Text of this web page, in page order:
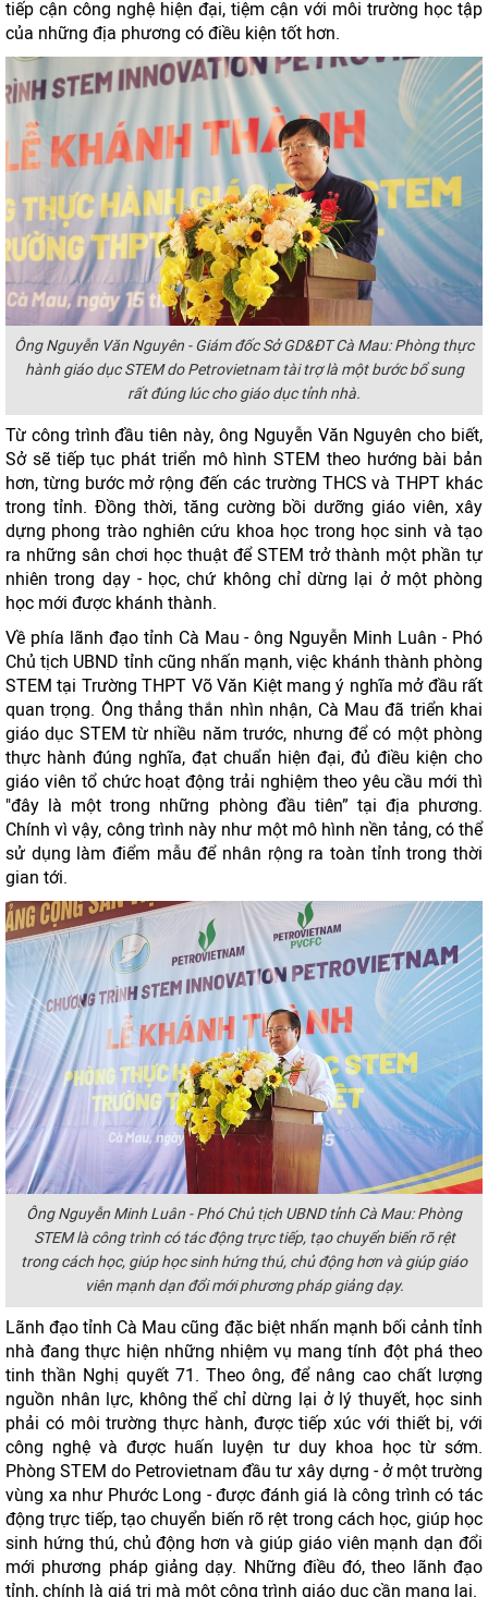
tiếp cận công nghệ hiện đại, tiệm cận với môi trường học tập
của những địa phương có điều kiện tốt hơn.
Ông Nguyễn Văn Nguyên - Giám đốc Sở GD&ĐT Cà Mau: Phòng thực
hành giáo dục STEM do Petrovietnam tài trợ là một bước bổ sung
rất đúng lúc cho giáo dục tỉnh nhà.
Từ công trình đầu tiên này, ông Nguyễn Văn Nguyên cho biết,
Sở sẽ tiếp tục phát triển mô hình STEM theo hướng bài bản
hơn, từng bước mở rộng đến các trường THCS và THPT khác
trong tỉnh. Đồng thời, tăng cường bồi dưỡng giáo viên, xây
dựng phong trào nghiên cứu khoa học trong học sinh và tạo
ra những sân chơi học thuật để STEM trở thành một phần tự
nhiên trong dạy - học, chứ không chỉ dừng lại ở một phòng
học mới được khánh thành.
Về phía lãnh đạo tỉnh Cà Mau - ông Nguyễn Minh Luân - Phó
Chủ tịch UBND tỉnh cũng nhấn mạnh, việc khánh thành phòng
STEM tại Trường THPT Võ Văn Kiệt mang ý nghĩa mở đầu rất
quan trọng. Ông thẳng thắn nhìn nhận, Cà Mau đã triển khai
giáo dục STEM từ nhiều năm trước, nhưng để có một phòng
thực hành đúng nghĩa, đạt chuẩn hiện đại, đủ điều kiện cho
giáo viên tổ chức hoạt động trải nghiệm theo yêu cầu mới thì
"đây là một trong những phòng đầu tiên” tại địa phương.
Chính vì vậy, công trình này như một mô hình nền tảng, có thể
sử dụng làm điểm mẫu để nhân rộng ra toàn tỉnh trong thời
gian tới.
Ông Nguyễn Minh Luân - Phó Chủ tịch UBND tỉnh Cà Mau: Phòng
STEM là công trình có tác động trực tiếp, tạo chuyển biến rõ rệt
trong cách học, giúp học sinh hứng thú, chủ động hơn và giúp giáo
viên mạnh dạn đổi mới phương pháp giảng dạy.
Lãnh đạo tỉnh Cà Mau cũng đặc biệt nhấn mạnh bối cảnh tỉnh
nhà đang thực hiện những nhiệm vụ mang tính đột phá theo
tinh thần Nghị quyết 71. Theo ông, để nâng cao chất lượng
nguồn nhân lực, không thể chỉ dừng lại ở lý thuyết, học sinh
phải có môi trường thực hành, được tiếp xúc với thiết bị, với
công nghệ và được huấn luyện tư duy khoa học từ sớm.
Phòng STEM do Petrovietnam đầu tư xây dựng - ở một trường
vùng xa như Phước Long - được đánh giá là công trình có tác
động trực tiếp, tạo chuyển biến rõ rệt trong cách học, giúp học
sinh hứng thú, chủ động hơn và giúp giáo viên mạnh dạn đổi
mới phương pháp giảng dạy. Những điều đó, theo lãnh đạo
tỉnh, chính là giá trị mà một công trình giáo dục cần mang lại.